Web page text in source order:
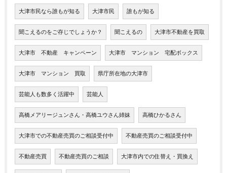
大津市民なら誰もが知る 大津市民 誰もが知る
聞こえるのをご存じでしょうか？ 聞こえるの 大津市不動産を買取
大津市 不動産 キャンペーン 大津市 マンション 宅配ボックス
大津市 マンション 買取 県庁所在地の大津市
芸能人も数多く活躍中 芸能人
高橋メアリージュンさん・高橋ユウさん姉妹 高橋ひかるさん
大津市での不動産売買のご相談受付中 不動産売買のご相談受付中
不動産売買 不動産売買のご相談 大津市内での住替え・買換え